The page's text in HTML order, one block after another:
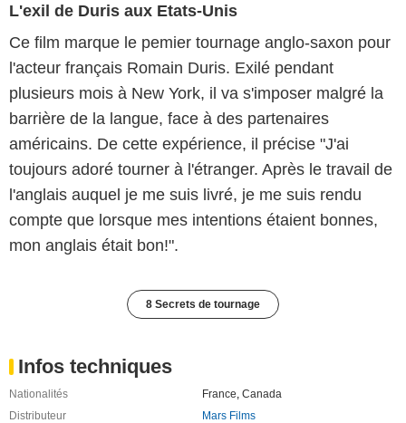
L'exil de Duris aux Etats-Unis
Ce film marque le pemier tournage anglo-saxon pour
l'acteur français Romain Duris. Exilé pendant
plusieurs mois à New York, il va s'imposer malgré la
barrière de la langue, face à des partenaires
américains. De cette expérience, il précise "J'ai
toujours adoré tourner à l'étranger. Après le travail de
l'anglais auquel je me suis livré, je me suis rendu
compte que lorsque mes intentions étaient bonnes,
mon anglais était bon!".
8 Secrets de tournage
Infos techniques
Nationalités France Canada
Distributeur
Mars Films